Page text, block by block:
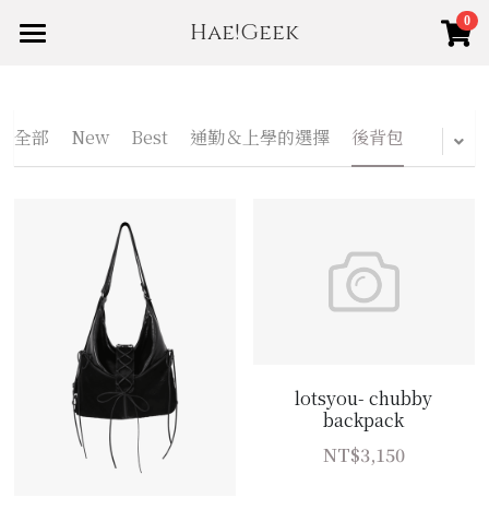
Hae!Geek 0
About us
賣場規範
登錄 註冊
搜索
全部 New Best 通勤＆上學的選擇 後背包
lotsyou- chubby
backpack
NT$3,150
×
New